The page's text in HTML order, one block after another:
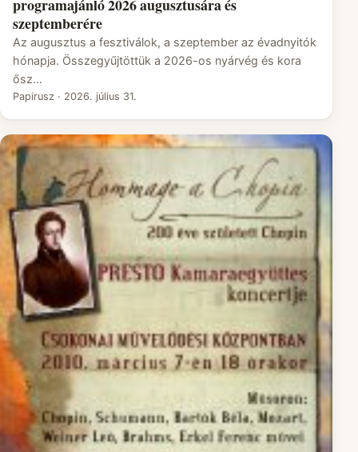
programajánló 2026 augusztusára és
szeptemberére
Az augusztus a fesztiválok, a szeptember az évadnyitók
hónapja. Összegyűjtöttük a 2026-os nyárvég és kora
ősz…
Papirusz · 2026. július 31.